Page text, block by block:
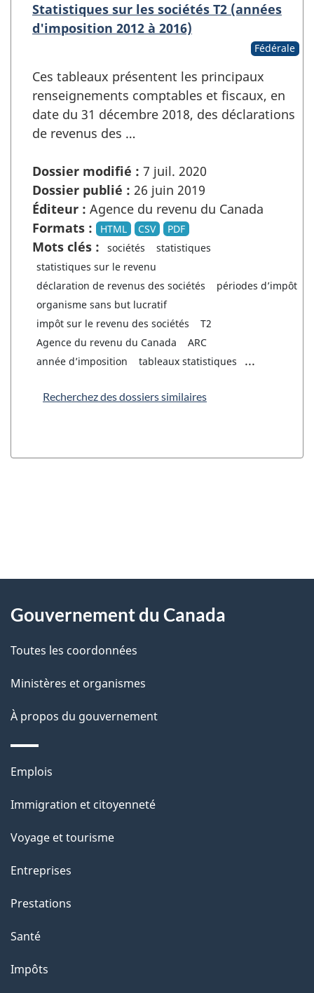
Statistiques sur les sociétés T2 (années
d'imposition 2012 à 2016)
Fédérale
Ces tableaux présentent les principaux
renseignements comptables et fiscaux, en
date du 31 décembre 2018, des déclarations
de revenus des …
Dossier modifié : 7 juil. 2020
Dossier publié : 26 juin 2019
Éditeur : Agence du revenu du Canada
Formats :
HTML CSV PDF
Mots clés : sociétés
statistiques
statistiques sur le revenu
déclaration de revenus des sociétés
périodes d’impôt
organisme sans but lucratif
impôt sur le revenu des sociétés
T2
Agence du revenu du Canada
ARC
année d’imposition
tableaux statistiques ...
Recherchez des dossiers similaires
D
t
a
l
s
l
a
a
g
"
propos
ce
site
Gouvernement du Canada
Toutes les coordonnées
Ministères et organismes
À propos du gouvernement
Thèmes
sujets
Emplois
Immigration et citoyenneté
Voyage et tourisme
Entreprises
Prestations
Santé
Impôts